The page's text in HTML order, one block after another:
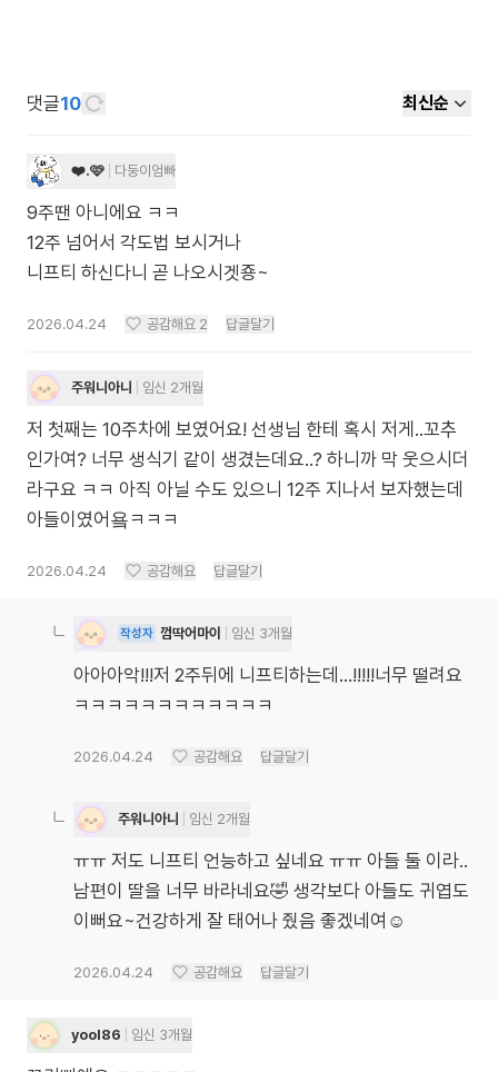
댓글10 최신순
❤️.🩷 다둥이엄빠
9주땐 아니에요 ㅋㅋ
12주 넘어서 각도법 보시거나
니프티 하신다니 곧 나오시겟죵~
2026.04.24 공감해요 2 답글달기
주워니아니 임신 2개월
저 첫째는 10주차에 보였어요! 선생님 한테 혹시 저게..꼬추
인가여? 너무 생식기 같이 생겼는데요..? 하니까 막 웃으시더
라구요 ㅋㅋ 아직 아닐 수도 있으니 12주 지나서 보자했는데
아들이였어욬ㅋㅋㅋ
2026.04.24 공감해요 답글달기
작성자 껌딱어마이 임신 3개월
아아아악!!!저 2주뒤에 니프티하는데...!!!!!너무 떨려요
ㅋㅋㅋㅋㅋㅋㅋㅋㅋㅋㅋㅋ
2026.04.24 공감해요 답글달기
주워니아니 임신 2개월
ㅠㅠ 저도 니프티 언능하고 싶네요 ㅠㅠ 아들 둘 이라..
남편이 딸을 너무 바라네요🤣 생각보다 아들도 귀엽도
이뻐요~건강하게 잘 태어나 줬음 좋겠네여☺️
2026.04.24 공감해요 답글달기
yool86 임신 3개월